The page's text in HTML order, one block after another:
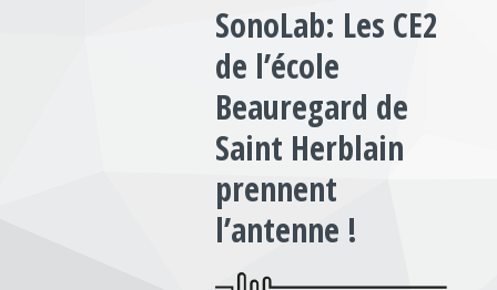
SonoLab: Les CE2
de l’école
Beauregard de
Saint Herblain
prennent
l’antenne !